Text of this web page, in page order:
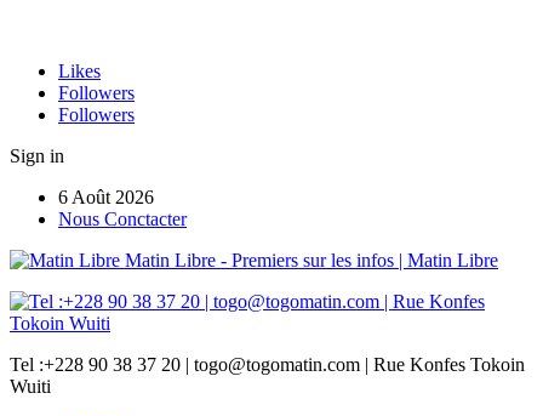
Likes
Followers
Followers
Sign in
6 Août 2026
Nous Conctacter
Matin Libre - Premiers sur les infos | Matin Libre
Tel :+228 90 38 37 20 | togo@togomatin.com | Rue Konfes Tokoin
Wuiti